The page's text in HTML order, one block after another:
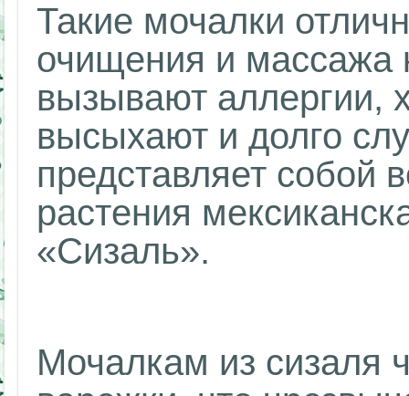
Такие мочалки
очищения и массажа
вызывают аллергии,
высыхают и долго
представляет собой
растения
«Сизаль».
Мочалкам из сизаля